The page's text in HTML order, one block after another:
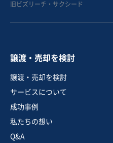
旧ビズリーチ・サクシード
譲渡・売却を検討
譲渡・売却を検討
サービスについて
成功事例
私たちの想い
Q&A